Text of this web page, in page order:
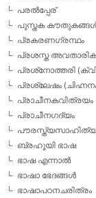
പരല്‍പ്പേര്
പുസ്തക
പ്രകരണഗ്രന്ഥം
പ്രശസ്ത
പ്രശ്‌നോത്തരി
പ്രശ്ലേഷം
പ്രാചീനകവിത്രയം
പ്രാചീനഗദ്യം
പൗരസ്ത്യസാഹിത്യ
ബ്രഹൂയി ഭാഷ
ഭാഷ എന്നാല്‍
ഭാഷാ ഭേദങ്ങള്‍
ഭാഷാപഠനചരിത്രം